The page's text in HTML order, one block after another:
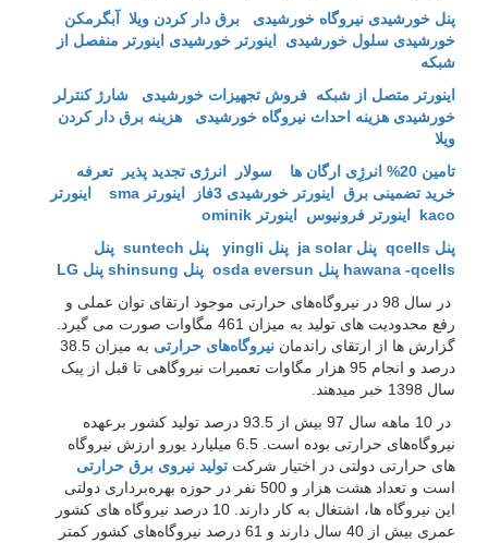
پنل خورشیدی نیروگاه خورشیدی برق دار کردن ویلا
آبگرمکن
خورشیدی سلول خورشیدی اینورتر خورشیدی اینورتر منفصل از
شبکه
اینورتر متصل از شبکه فروش تجهیزات خورشیدی
شارژ کنترلر
خورشیدی هزینه احداث نیروگاه خورشیدی
هزینه برق دار کردن
ویلا
تامین 20% انرژِی ارگان ها
سولار انرژی تجدید پذیر
تعرفه
خرید تضمینی برق
اینورتر خورشیدی 3فاز اینورتر sma
اینورتر
kaco اینورتر فرونیوس
اینورتر ominik
پنل qcells
پنل ja solar پنل yingli پنل suntech
پنل
hawana -qcells پنل osda eversun پنل shinsung
پنل LG
در سال 98 در نیروگاه‌های حرارتی موجود ارتقای توان عملی و
رفع محدودیت های تولید به میزان 461 مگاوات صورت می گیرد.
گزارش ها از ارتقای راندمان نیروگاه‌های حرارتی
به میزان 38.5
درصد و انجام 95 هزار مگاوات تعمیرات نیروگاهی تا قبل از پیک
سال 1398 خبر میدهند.
در 10 ماهه سال 97 بیش از 93.5 درصد تولید کشور برعهده
نیروگاه‌های حرارتی بوده است. 6.5 میلیارد یورو ارزش نیروگاه
های حرارتی دولتی در اختیار شرکت تولید نیروی برق حرارتی
است و تعداد هشت هزار و 500 نفر در حوزه بهره‌برداری دولتی
این نیروگاه ها، اشتغال به کار دارند. 10 درصد نیروگاه های کشور
عمری بیش از 40 سال دارند و 61 درصد نیروگاه‌های کشور کمتر